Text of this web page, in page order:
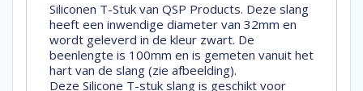
Siliconen T-Stuk van QSP Products. Deze slang
heeft een inwendige diameter van 32mm en
wordt geleverd in de kleur zwart. De
beenlengte is 100mm en is gemeten vanuit het
hart van de slang (zie afbeelding).
Deze Silicone T-stuk slang is geschikt voor